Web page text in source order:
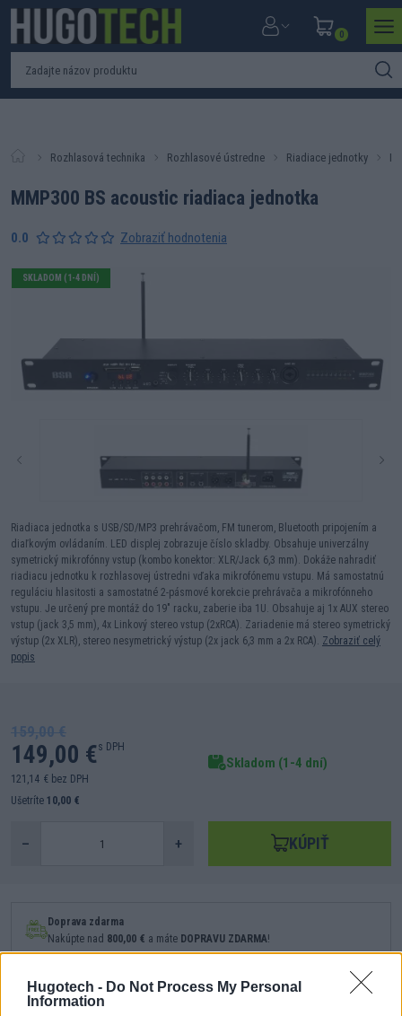
Hugotech - Do Not Process My Personal
Information
0
Rozhlasová technika Rozhlasové ústredne Riadiace jednotky
MMP300 BS acoustic riadiaca jednotka
0.0 Zobraziť hodnotenia
SKLADOM (1-4 DNÍ)
Riadiaca jednotka s USB/SD/MP3 prehrávačom, FM tunerom, Bluetooth pripojením a
diaľkovým ovládaním. LED displej zobrazuje číslo skladby. Obsahuje univerzálny
symetrický mikrofónny vstup (kombo konektor: XLR/Jack 6,3 mm). Dokáže nahradiť
riadiacu jednotku k rozhlasovej ústredni vďaka mikrofónemu vstupu. Má samostatnú
reguláciu hlasitosti a samostatné 2-pásmové korekcie prehrávača a mikrofónneho
vstupu. Je určený pre montáž do 19" racku, zaberie iba 1U. Obsahuje aj 1x AUX stereo
vstup (jack 3,5 mm), 4x Linkový stereo vstup (2xRCA). Zariadenie má stereo symetrický
výstup (2x XLR), stereo nesymetrický výstup (2x jack 6,3 mm a 2x RCA). Zobraziť celý
popis
159,00 €
149,00 €s DPH
121,14 € bez DPH
Ušetríte 10,00 €
Skladom (1-4 dní)
– + KÚPIŤ
Doprava zdarma
Nakúpte nad 800,00 € a máte DOPRAVU ZDARMA!
Poradíme Vám?
Kontaktujte nás na obchod@hugotech.sk